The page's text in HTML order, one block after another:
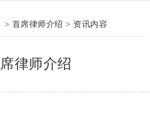
> 首席律师介绍 > 资讯内容
律师介绍